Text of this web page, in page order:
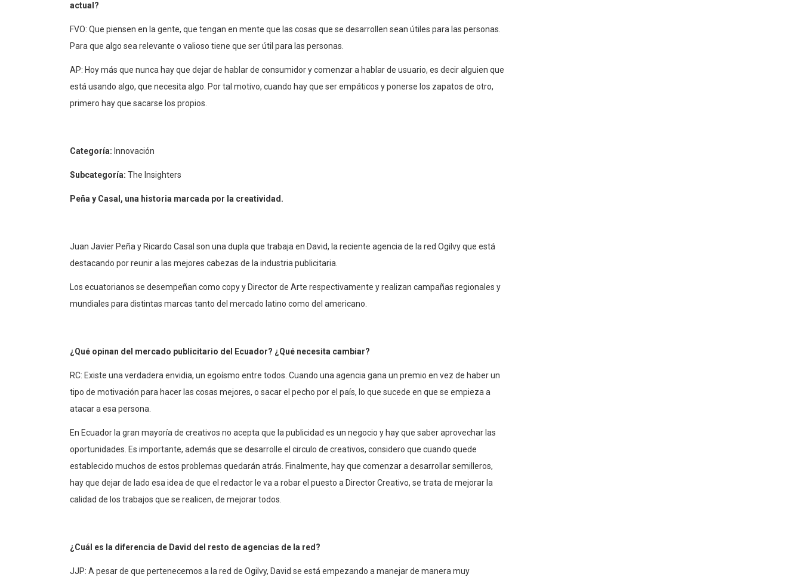
actual?
FVO: Que piensen en la gente, que tengan en mente que las cosas que se desarrollen sean útiles para las personas.
Para que algo sea relevante o valioso tiene que ser útil para las personas.
AP: Hoy más que nunca hay que dejar de hablar de consumidor y comenzar a hablar de usuario, es decir alguien que
está usando algo, que necesita algo. Por tal motivo, cuando hay que ser empáticos y ponerse los zapatos de otro,
primero hay que sacarse los propios.
Categoría: Innovación
Subcategoría: The Insighters
Peña y Casal, una historia marcada por la creatividad.
Juan Javier Peña y Ricardo Casal son una dupla que trabaja en David, la reciente agencia de la red Ogilvy que está
destacando por reunir a las mejores cabezas de la industria publicitaria.
Los ecuatorianos se desempeñan como copy y Director de Arte respectivamente y realizan campañas regionales y
mundiales para distintas marcas tanto del mercado latino como del americano.
¿Qué opinan del mercado publicitario del Ecuador? ¿Qué necesita cambiar?
RC: Existe una verdadera envidia, un egoísmo entre todos. Cuando una agencia gana un premio en vez de haber un
tipo de motivación para hacer las cosas mejores, o sacar el pecho por el país, lo que sucede en que se empieza a
atacar a esa persona.
En Ecuador la gran mayoría de creativos no acepta que la publicidad es un negocio y hay que saber aprovechar las
oportunidades. Es importante, además que se desarrolle el circulo de creativos, considero que cuando quede
establecido muchos de estos problemas quedarán atrás. Finalmente, hay que comenzar a desarrollar semilleros,
hay que dejar de lado esa idea de que el redactor le va a robar el puesto a Director Creativo, se trata de mejorar la
calidad de los trabajos que se realicen, de mejorar todos.
¿Cuál es la diferencia de David del resto de agencias de la red?
JJP: A pesar de que pertenecemos a la red de Ogilvy, David se está empezando a manejar de manera muy